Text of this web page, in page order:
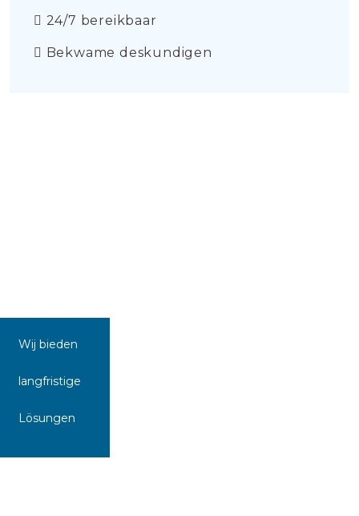
24/7 bereikbaar
Bekwame deskundigen
Wij bieden
langfristige
Lösungen